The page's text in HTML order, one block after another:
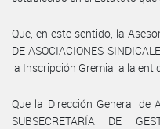
Que, en este sentido, la
DE ASOCIACIONES
la Inscripción Gremial a la
Que la Dirección General de
SUBSECRETARÍA DE